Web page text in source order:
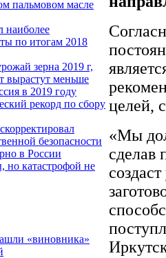
пальмовом масле
наиболее
по итогам 2018
зерна 2019 г,
вырастут меньше
в 2019 году
рекорд по сбору
безопасности
в России
катастрофой не
«виновника»
целей,
«Мы
сделав